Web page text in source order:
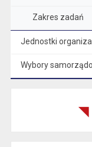
Zakres zadań
Jednostki
Wybory